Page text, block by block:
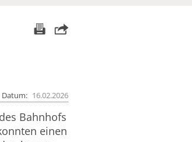
Datum 16.02.2026
Bahnhofs
einen